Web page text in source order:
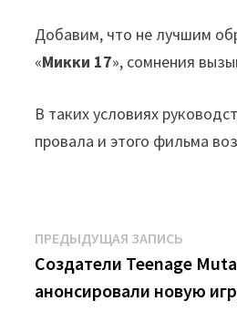
Добавим, что не лучшим
«Микки 17», сомнения
В таких условиях
провала и этого фильма
Навигация
по
записям
ПРЕДЫДУЩАЯ ЗАПИСЬ
запись:
Создатели Teenage
анонсировали новую